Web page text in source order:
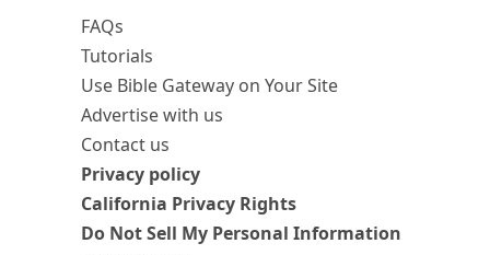
FAQs
Tutorials
Use Bible Gateway on Your Site
Advertise with us
Contact us
Privacy policy
California Privacy Rights
Do Not Sell My Personal Information